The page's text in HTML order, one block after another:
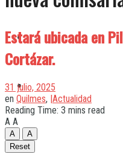
Quilmes
Varela
Estará ubicada en
Cortázar.
31 julio, 2025
en Quilmes, |Actualidad
Reading Time: 3 mins read
A A
A
A
Reset